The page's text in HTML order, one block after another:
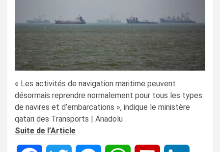
« Les activités de navigation maritime peuvent
désormais reprendre normalement pour tous les types
de navires et d’embarcations », indique le ministère
qatari des Transports | Anadolu
Suite de l’Article